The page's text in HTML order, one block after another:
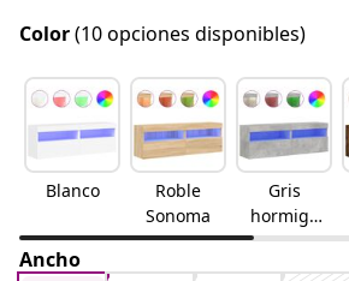
Color(10 opciones disponibles)
Blanco
Roble
Sonoma
Gris
hormigó
n
Ancho